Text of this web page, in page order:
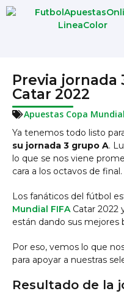
Previa jornada
Catar 2022
Apuestas Copa Mundial
Ya tenemos todo listo
su jornada 3 grupo A.
lo que se nos viene
cara a los octavos de final.
Los fanáticos del fútbol
Mundial FIFACatar 2022
están dando sus mejores
Por eso, vemos lo que
para apoyar a nuestras
Resultado de la